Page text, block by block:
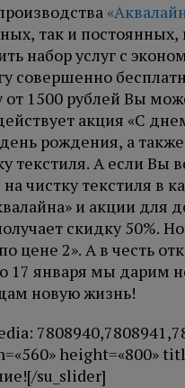
так и
набор услуг с
совершенно
1500 рублей Вы
акция «С
рождения, а
текстиля. А если Вы
чистку текстиля в
и акции
скидку 50%.
цене 2». А в честь
17 января мы дарим
новую жизнь!
height=«800»
su_slider]